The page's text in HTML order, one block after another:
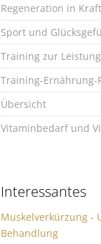
Regeneration in
Sport und
Training zur
Training-Ernährung-
Übersicht
Vitaminbedarf und
Interessantes
Muskelverkürzung -
Behandlung